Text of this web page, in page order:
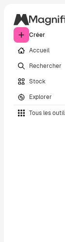
Créer
Accueil
Rechercher
Stock
Explorer
Tous les